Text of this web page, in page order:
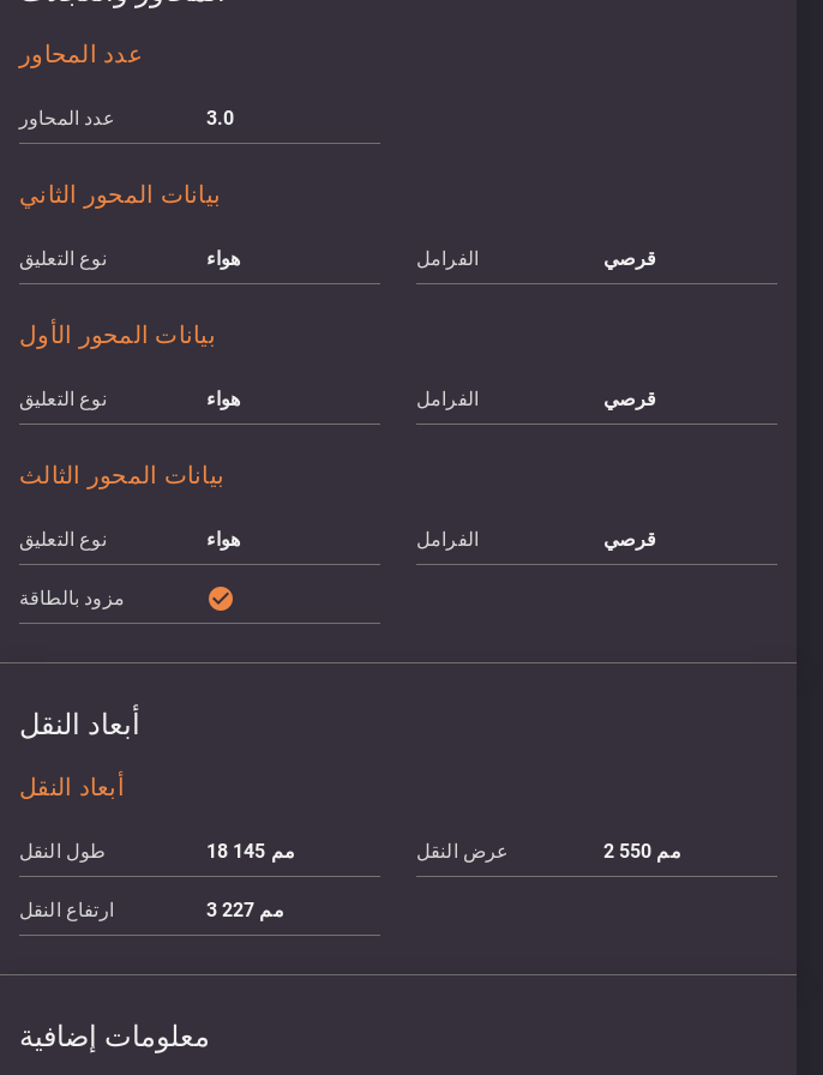
عدد المحاور
عدد المحاور 3.0
بيانات المحور الثاني
نوع التعليق هواء الفرامل قرصي
بيانات المحور الأول
نوع التعليق هواء الفرامل قرصي
بيانات المحور الثالث
نوع التعليق هواء الفرامل قرصي
مزود بالطاقة check_circle
أبعاد النقل
أبعاد النقل
طول النقل 18 145 مم عرض النقل 2 550 مم
ارتفاع النقل 3 227 مم
معلومات إضافية